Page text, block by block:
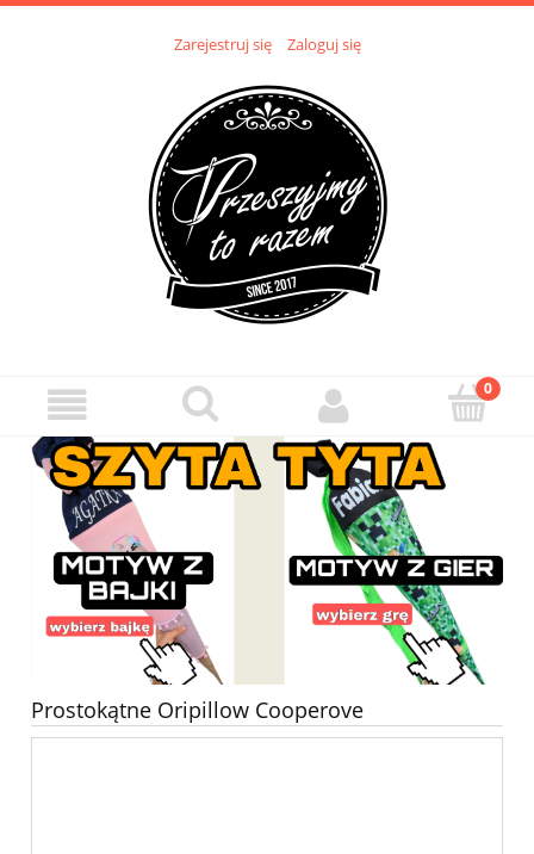
Zarejestruj się Zaloguj się
Prostokątne Oripillow Cooperove